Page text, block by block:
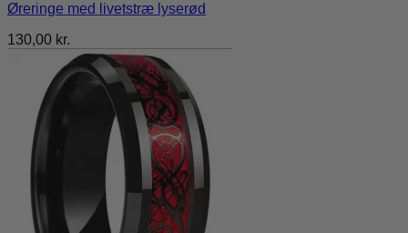
Øreringe med livetstræ lyserød
130,00 kr.